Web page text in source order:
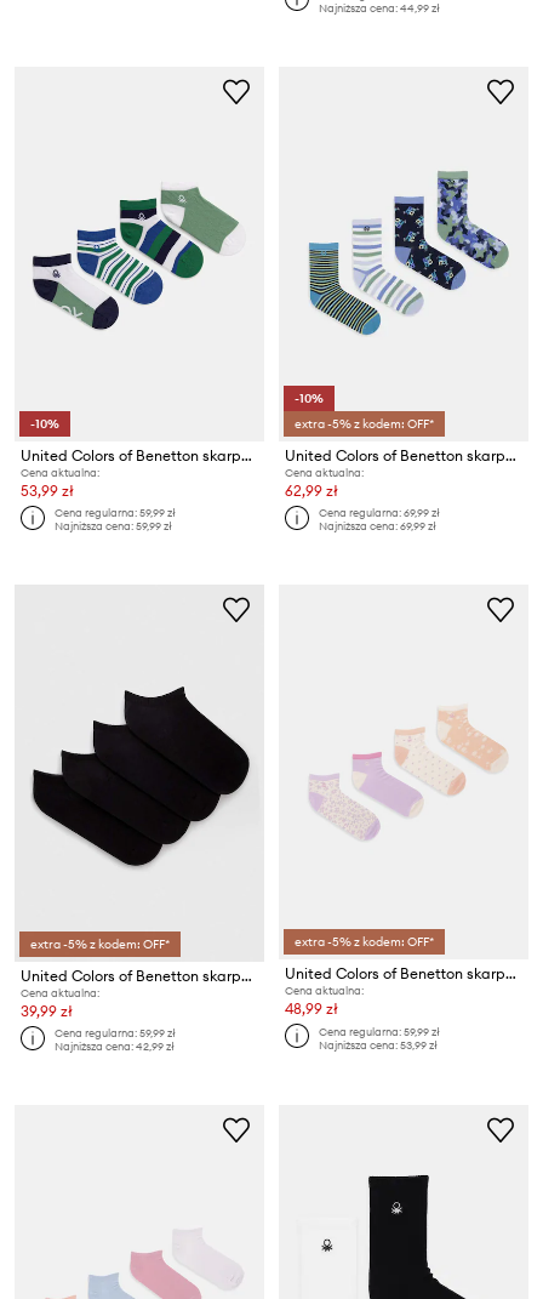
Najniższa cena:44,99 zł
-10%
United Colors of Benetton skarpety dziecięce 4-pack
Cena aktualna:
53,99 zł
Cena regularna:59,99 zł
Najniższa cena:59,99 zł
-10%
extra -5% z kodem: OFF*
United Colors of Benetton skarpety dziecięce 4-pack
Cena aktualna:
62,99 zł
Cena regularna:69,99 zł
Najniższa cena:69,99 zł
extra -5% z kodem: OFF*
United Colors of Benetton skarpetki dziecięce 4-pack
Cena aktualna:
39,99 zł
Cena regularna:59,99 zł
Najniższa cena:42,99 zł
extra -5% z kodem: OFF*
United Colors of Benetton skarpety dziecięce 4-pack
Cena aktualna:
48,99 zł
Cena regularna:59,99 zł
Najniższa cena:53,99 zł